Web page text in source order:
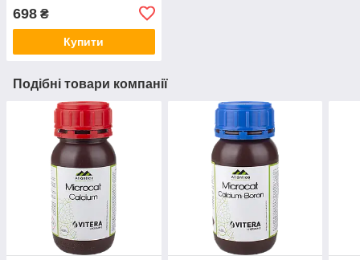
698 ₴
Купити
Подібні товари компанії